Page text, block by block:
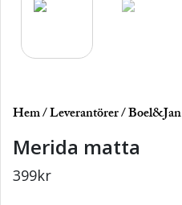
Hem/Leverantörer/Boel&Jan
Merida matta
399kr